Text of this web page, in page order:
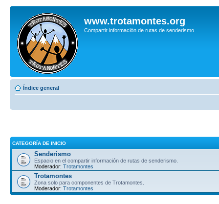
www.trotamontes.org
Compartir información de rutas de senderismo
Índice general
CATEGORÍA DE INICIO
Senderismo
Espacio en el compartir información de rutas de senderismo.
Moderador: Trotamontes
Trotamontes
Zona solo para componentes de Trotamontes.
Moderador: Trotamontes